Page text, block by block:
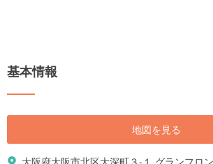
基本情報
地図を見る
大阪府大阪市北区大深町３-１ グランフロ